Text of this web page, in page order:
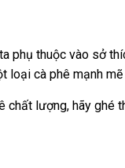
phụ thuộc vào sở
loại cà phê mạnh
chất lượng, hãy ghé